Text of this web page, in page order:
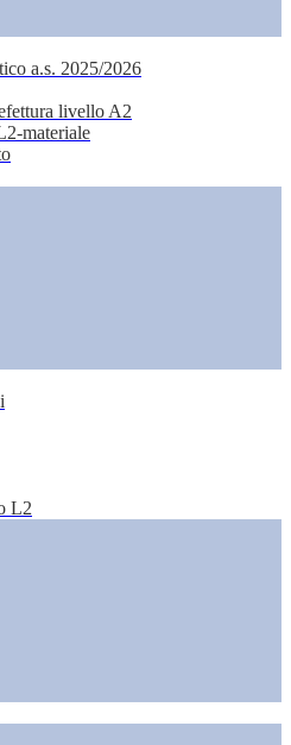
a.s. 2025/2026
livello A2
materiale
L2